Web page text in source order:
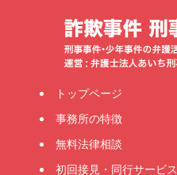
トップページ
事務所の特徴
無料法律相談
初回接見・同行サービス